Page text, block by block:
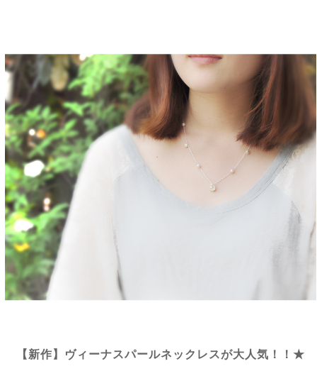
【新作】ヴィーナスパールネックレスが大人気！！★